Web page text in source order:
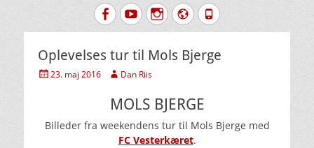
FacebookYouTubeInstagram
Website
Tlf.
Oplevelses tur til Mols Bjerge
Udgivet
23. maj 2016 Forfatter
Dan Riis
MOLS BJERGE
Billeder fra weekendens tur til Mols Bjerge med
FC Vesterkæret.